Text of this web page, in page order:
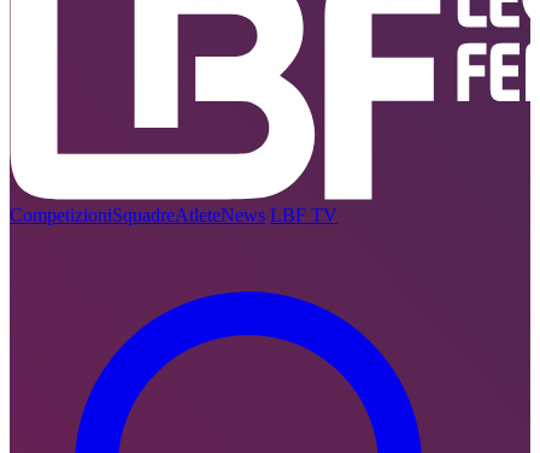
CompetizioniSquadreAtleteNews LBF TV